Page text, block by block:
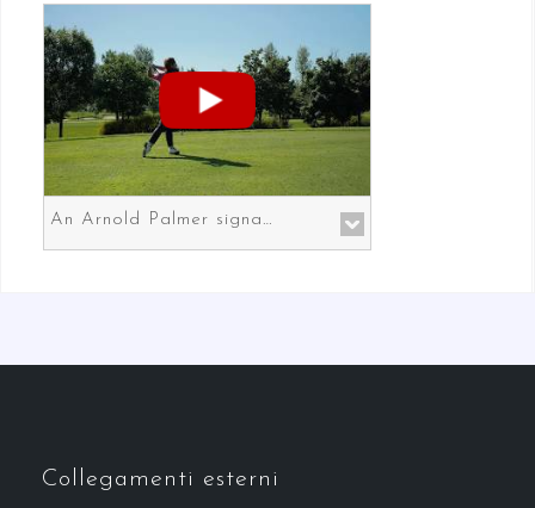
An Arnold Palmer signature course in Prato the gateway to Florence
Collegamenti esterni